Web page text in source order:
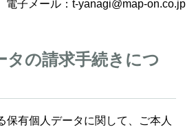
電子メール： t-yanagi@map-on.co.jp
タの請求手続きにつ
保有個人データに関して、ご本人